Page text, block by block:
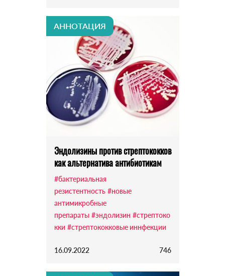
АННОТАЦИЯ
Эндолизины против стрептококков
как альтернатива антибиотикам
#бактериальная
резистентность #новые
антимикробные
препараты #эндолизин #стрептоко
кки #стрептококковые иннфекции
16.09.2022 746